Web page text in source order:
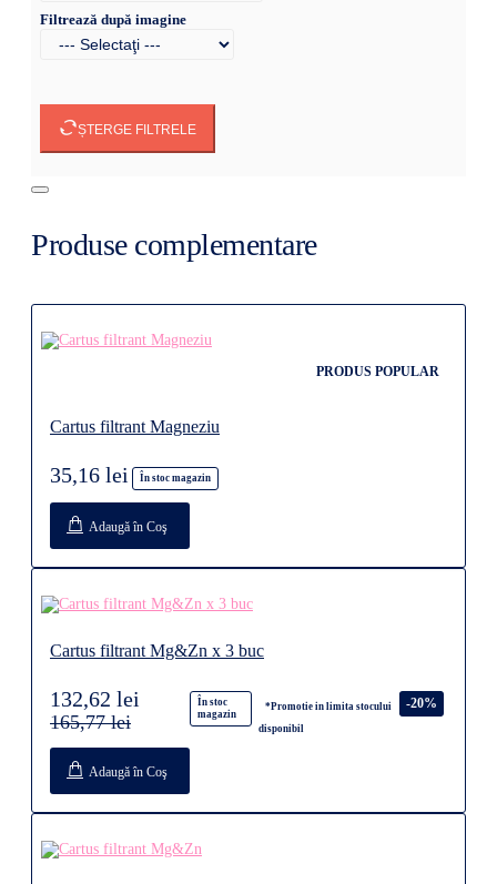
Filtrează după imagine
ȘTERGE FILTRELE
Produse complementare
PRODUS POPULAR
Cartus filtrant Magneziu
În stoc magazin
35,16 lei
Adaugă în Coş
Cartus filtrant Mg&Zn x 3 buc
În stoc
magazin
*Promotie in limita stocului
disponibil
-20%
132,62 lei
165,77 lei
Adaugă în Coş